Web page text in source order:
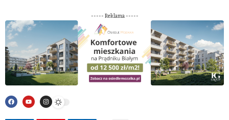
----- Reklama -----